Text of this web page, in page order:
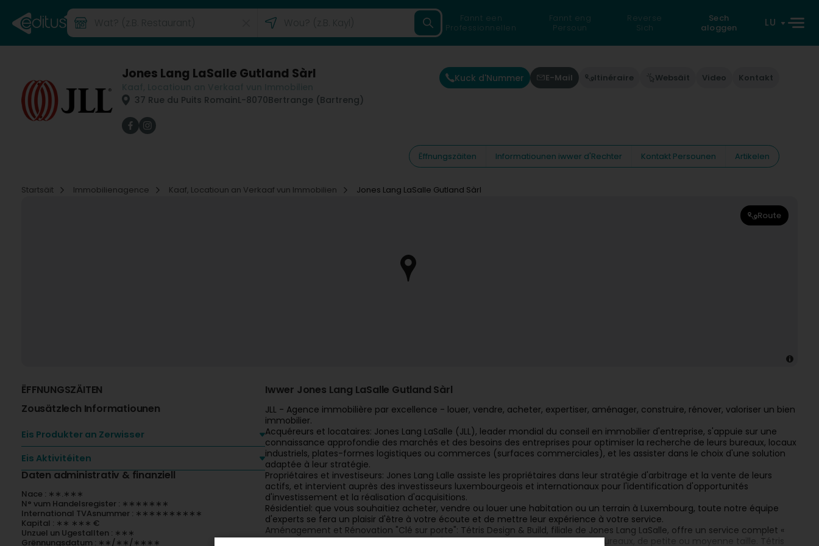
Fannt een
Professionnellen
Fannt eng
Persoun
Reverse
Sich
Sech
aloggen
LU
Jones Lang LaSalle Gutland Sàrl
37 Rue du Puits RomainL-8070Bertrange (Bartreng)
Kuck d'Nummer E-Mail Itinéraire Websäit Video Kontakt
Ëffnungszäiten Informatiounen iwwer d'Rechter Kontakt Persounen Artikelen
Startsäit Immobilienagence Kaaf, Locatioun an Verkaaf vun Immobilien Jones Lang LaSalle Gutland Sàrl
Route
ËFFNUNGSZÄITEN
Zousätzlech Informatiounen
Eis Produkter an Zerwisser
Eis Aktivitéiten
Daten administrativ & finanziell
Nace : ∗∗.∗∗∗
N° vum Handelsregister : ∗∗∗∗∗∗∗
International TVAsnummer : ∗∗∗∗∗∗∗∗∗∗
Kapital : ∗∗ ∗∗∗ €
Unzuel un Ugestallten : ∗∗∗
Grënnungsdatum : ∗∗/∗∗/∗∗∗∗
Iwwer Jones Lang LaSalle Gutland Sàrl
JLL - Agence immobilière par excellence - louer, vendre, acheter, expertiser, aménager, construire, rénover, valoriser un bien
immobilier.
Acquéreurs et locataires: Jones Lang LaSalle (JLL), leader mondial du conseil en immobilier d'entreprise, s'appuie sur une
connaissance approfondie des marchés et des besoins des entreprises pour optimiser la recherche de leurs bureaux, locaux
industriels, plates-formes logistiques ou commerces (surfaces commerciales), et les assister dans le choix d'une solution
adaptée à leur stratégie.
Propriétaires et investiseurs: Jones Lang Lalle assiste les propriétaires dans leur stratégie d'arbitrage et la vente de leurs
actifs, et intervient auprès des investisseurs luxembourgeois et internationaux pour l'identification d'opportunités
d'investissement et la réalisation d'acquisitions.
Résidentiel: que vous souhaitiez acheter, vendre ou louer une habitation ou un terrain à Luxembourg, toute notre équipe
d'experts se fera un plaisir d'être à votre écoute et de mettre leur expérience à votre service.
Aménagement et Rénovation "Clé sur porte": Tétris Design & Build, filiale de Jones Lang LaSalle, offre un service complet «
d’entreprise générale » pour des projets d'aménagement et de rénovation de bureaux, de petite ou moyenne taille. Tétris